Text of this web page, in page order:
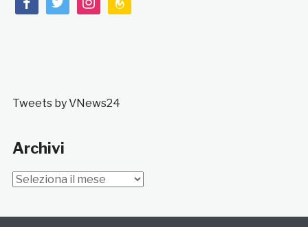
Tweets by VNews24
Archivi
Archivi